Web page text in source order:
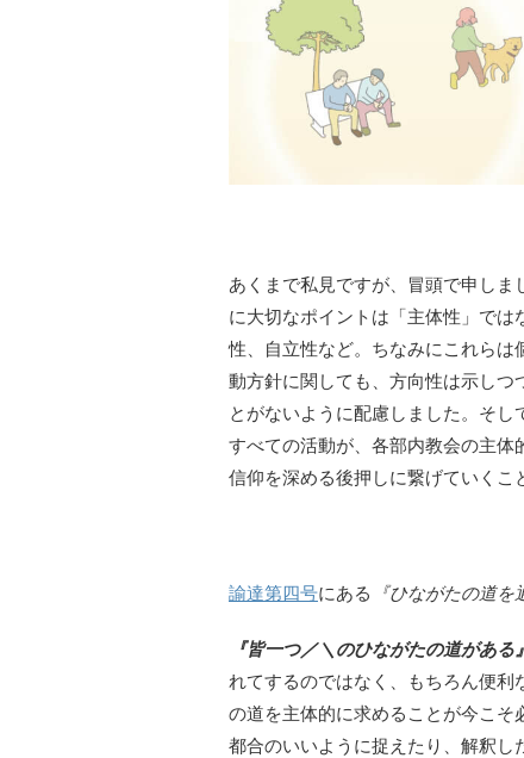
あくまで私見ですが、冒頭で申し
に大切なポイントは「主体性」で
性、自立性など。ちなみにこれら
動方針に関しても、方向性は示しつ
とがないように配慮しました。そ
すべての活動が、各部内教会の主
信仰を深める後押しに繋げていくこ
諭達第四号にある 『ひながたの道
『皆一つ／＼のひながたの道がある』
れてするのではなく、もちろん便利
の道を主体的に求めることが今こ
都合のいいように捉えたり、解釈し